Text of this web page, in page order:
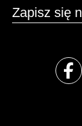
Zapisz się